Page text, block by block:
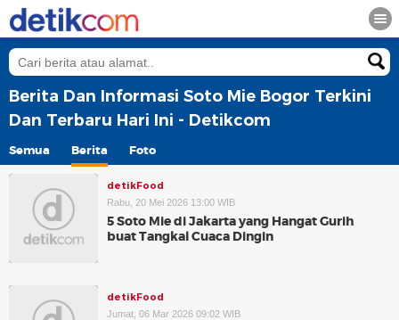
Berita Dan Informasi Soto Mie Bogor Terkini
Dan Terbaru Hari Ini - Detikcom
Semua Berita Foto
detikFood
Rabu, 20 Mei 2026 13:00 WIB
5 Soto Mie di Jakarta yang Hangat Gurih
buat Tangkal Cuaca Dingin
detikFood
Jumat, 06 Mar 2026 09:02 WIB